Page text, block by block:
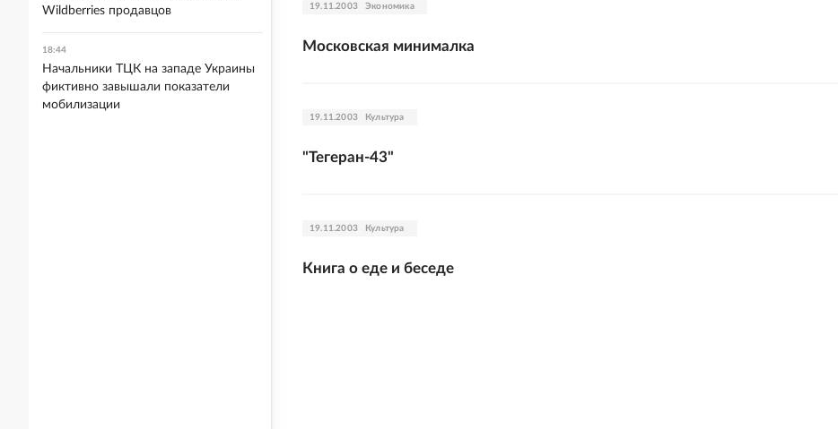
19.11.2003 Экономика
Московская минималка
19.11.2003 Культура
"Тегеран-43"
19.11.2003 Культура
Книга о еде и беседе
Wildberries продавцов
18:44
Начальники ТЦК на западе Украины
фиктивно завышали показатели
мобилизации